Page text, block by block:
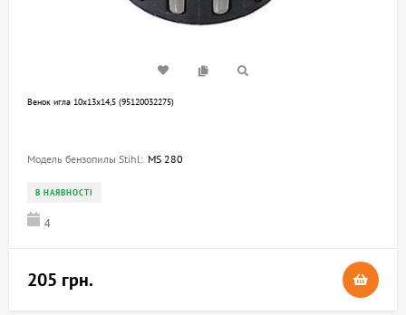
Венок игла 10х13х14,5 (95120032275)
Модель бензопилы Stihl: MS 280
В НАЯВНОСТІ
4
205 грн.